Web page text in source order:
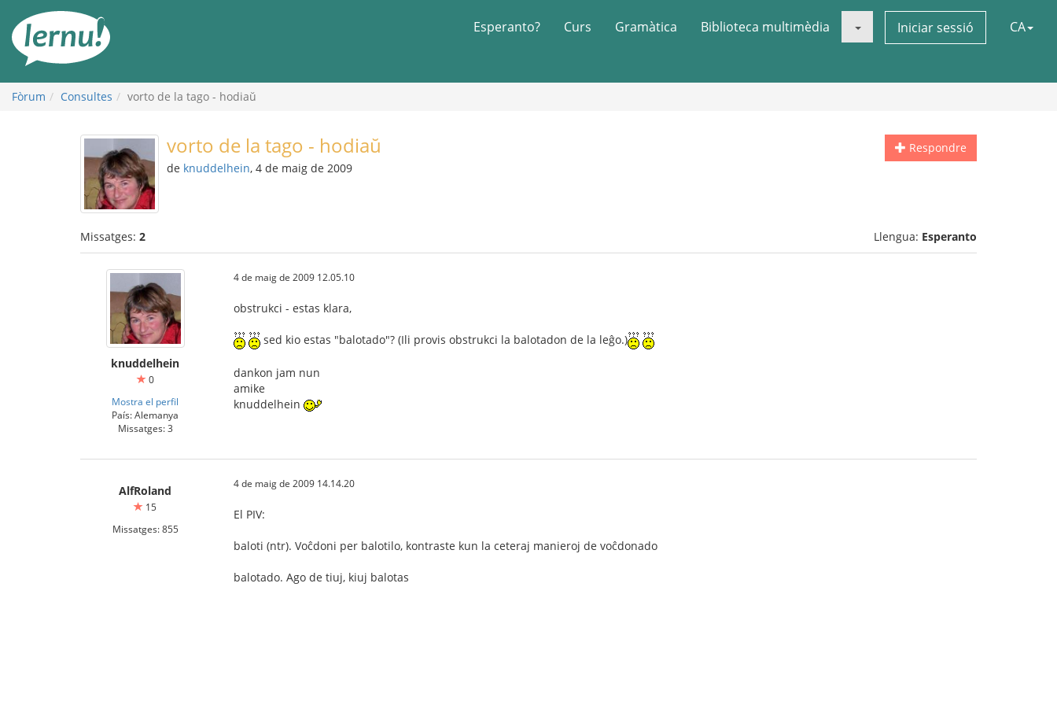
contingut
Esperanto? Curs Gramàtica Biblioteca multimèdia Iniciar sessió CA
Fòrum Consultes vorto de la tago - hodiaŭ
Respondre
vorto de la tago - hodiaŭ
de knuddelhein, 4 de maig de 2009
Missatges: 2 Llengua: Esperanto
knuddelhein
0
Mostra el perfil
País: Alemanya
Missatges: 3
4 de maig de 2009 12.05.10
obstrukci - estas klara,
sed kio estas "balotado"? (Ili provis obstrukci la balotadon de la leĝo.)
dankon jam nun
amike
knuddelhein
AlfRoland
15
Missatges: 855
4 de maig de 2009 14.14.20
El PIV:
baloti (ntr). Voĉdoni per balotilo, kontraste kun la ceteraj manieroj de voĉdonado
balotado. Ago de tiuj, kiuj balotas